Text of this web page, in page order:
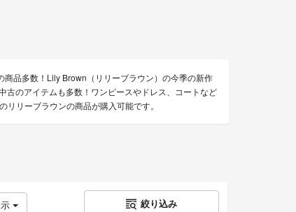
商品多数！Lily Brown（リリーブラウン）の今季の新作
古のアイテムも多数！ワンピースやドレス、コートなど
リーブラウンの商品が購入可能です。
示 絞り込み